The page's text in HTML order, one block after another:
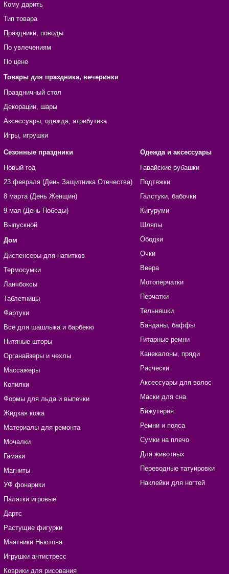
Кому дарить
Тип товара
Праздники, поводы
По увлечениям
По цене
Товары для праздника, вечеринки
Праздничный стол
Декорации, шары
Аксессуары, одежда, атрибутика
Игры, игрушки
Сезонные праздники
Новый год
23 февраля (День Защитника Отечества)
8 марта (День Женщин)
9 мая (День Победы)
Выпускной
Дом
Диспенсеры для напитков
Термосумки
Ланчбоксы
Таблетницы
Фартуки
Всё для шашлыка и барбекю
Нитяные шторы
Органайзеры и чехлы
Массажеры
Копилки
Формы для льда и выпечки
Жидкая кожа
Материалы для ремонта
Мочалки
Гамаки
Магниты
УФ фонарики
Палатки игровые
Дартс
Растущие фигурки
Маятники Ньютона
Игрушки антистресс
Коврики для рисования
Одежда и аксессуары
Гавайские рубашки
Подтяжки
Галстуки, бабочки
Кигуруми
Шляпы
Ободки
Очки
Веера
Мотоперчатки
Перчатки
Тельняшки
Банданы, баффы
Гитарные ремни
Канекалоны, пряди
Расчески
Аксессуары для волос
Маски для сна
Бижутерия
Ремни и пояса
Сумки на плечо
Для животных
Переводные татуировки
Наклейки для ногтей